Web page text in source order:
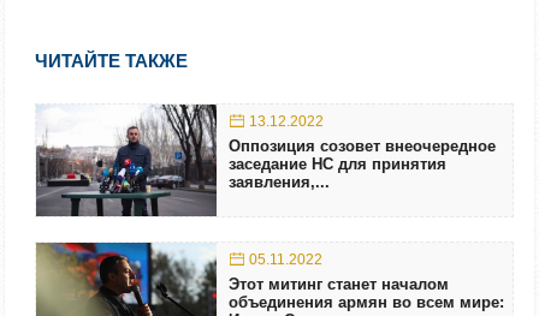
ЧИТАЙТЕ ТАКЖЕ
13.12.2022
Оппозиция созовет внеочередное
заседание НС для принятия
заявления,...
05.11.2022
Этот митинг станет началом
объединения армян во всем мире: